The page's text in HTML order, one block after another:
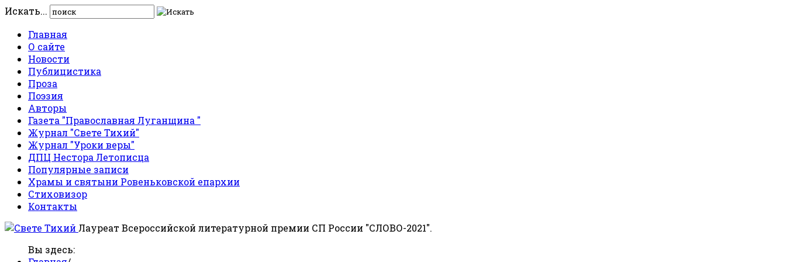
Искать...
Главная
О сайте
Новости
Публицистика
Проза
Поэзия
Авторы
Газета "Православная Луганщина "
Журнал "Свете Тихий"
Журнал "Уроки веры"
ДПЦ Нестора Летописца
Популярные записи
Храмы и святыни Ровеньковской епархии
Стиховизор
Контакты
Лауреат Всероссийской литературной премии СП России "СЛОВО-2021".
Вы здесь: